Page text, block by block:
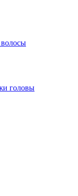
головы